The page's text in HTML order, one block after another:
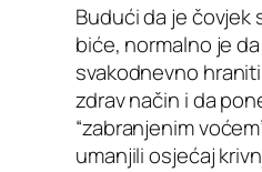
Budući da je čovjek
biće, normalno je
svakodnevno
zdrav način i da
“zabranjenim
umanjili osjećaj